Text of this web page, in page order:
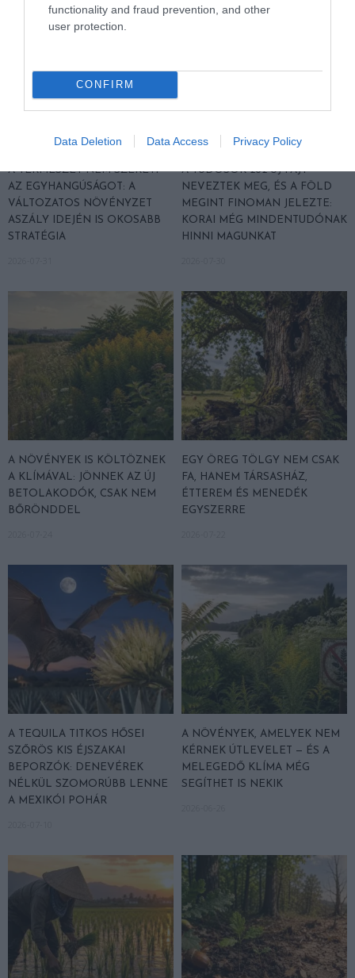
functionality and fraud prevention, and other
user protection.
CONFIRM
Data Deletion Data Access Privacy Policy
A TERMÉSZET NEM SZERETI
AZ EGYHANGÚSÁGOT: A
VÁLTOZATOS NÖVÉNYZET
ASZÁLY IDEJÉN IS OKOSABB
STRATÉGIA
A TUDÓSOK 262 ÚJ FAJT
NEVEZTEK MEG, ÉS A FÖLD
MEGINT FINOMAN JELEZTE:
KORAI MÉG MINDENTUDÓNAK
HINNI MAGUNKAT
A NÖVÉNYEK IS KÖLTÖZNEK
A KLÍMÁVAL: JÖNNEK AZ ÚJ
BETOLAKODÓK, CSAK NEM
BŐRÖNDDEL
EGY ÖREG TÖLGY NEM CSAK
FA, HANEM TÁRSASHÁZ,
ÉTTEREM ÉS MENEDÉK
EGYSZERRE
A TEQUILA TITKOS HŐSEI
SZŐRÖS KIS ÉJSZAKAI
BEPORZÓK: DENEVÉREK
NÉLKÜL SZOMORÚBB LENNE
A MEXIKÓI POHÁR
A NÖVÉNYEK, AMELYEK NEM
KÉRNEK ÚTLEVELET — ÉS A
MELEGEDŐ KLÍMA MÉG
SEGÍTHET IS NEKIK